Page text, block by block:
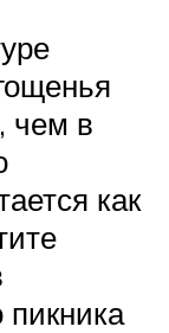
чем в
как